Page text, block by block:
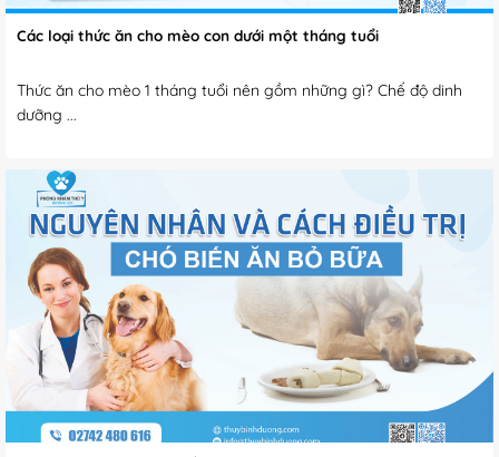
Các loại thức ăn cho mèo con dưới một tháng tuổi
​​​​​​​Thức ăn cho mèo 1 tháng tuổi nên gồm những gì? Chế độ dinh
dưỡng ...